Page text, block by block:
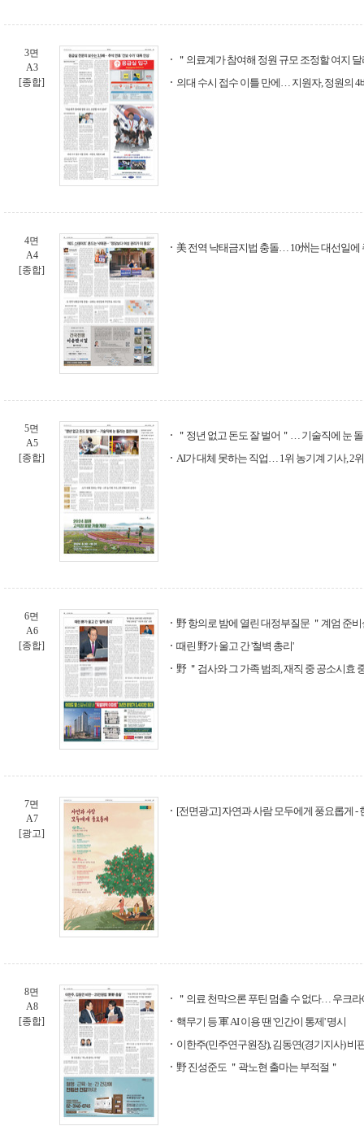
3면
A3
[종합]
＂의료계가 참여해 정원 규모 조정할 여지
의대 수시 접수 이틀 만에… 지원자, 정원의 4
4면
A4
[종합]
美 전역 낙태금지법 충돌… 10州는 대선일에
5면
A5
[종합]
＂정년 없고 돈도 잘 벌어＂… 기술직에 눈
AI가 대체 못하는 직업… 1위 농기계 기사, 2
6면
A6
[종합]
野 항의로 밤에 열린 대정부질문 ＂계엄 준
때린 野가 울고 간 '철벽 총리'
野 ＂검사와 그 가족 범죄, 재직 중 공소시효
7면
A7
[광고]
[전면광고] 자연과 사람 모두에게 풍요롭게 -
8면
A8
[종합]
＂의료 천막으론 푸틴 멈출 수 없다… 우크
핵무기 등 軍 AI 이용 땐 '인간이 통제' 명시
이한주(민주연구원장), 김동연(경기지사) 비
野 진성준도 ＂곽노현 출마는 부적절＂